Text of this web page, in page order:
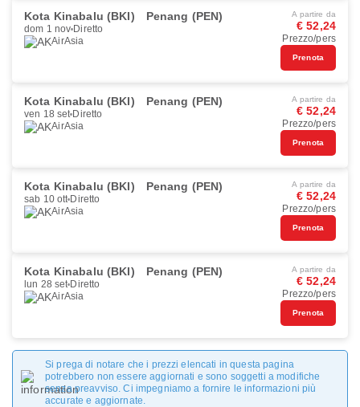
Kota Kinabalu (BKI) Penang (PEN)
dom 1 nov Diretto
AirAsia
A partire da
€ 52,24
Prezzo/pers
Prenota
Kota Kinabalu (BKI) Penang (PEN)
ven 18 set Diretto
AirAsia
A partire da
€ 52,24
Prezzo/pers
Prenota
Kota Kinabalu (BKI) Penang (PEN)
sab 10 ott Diretto
AirAsia
A partire da
€ 52,24
Prezzo/pers
Prenota
Kota Kinabalu (BKI) Penang (PEN)
lun 28 set Diretto
AirAsia
A partire da
€ 52,24
Prezzo/pers
Prenota
Si prega di notare che i prezzi elencati in questa pagina
potrebbero non essere aggiornati e sono soggetti a modifiche
senza preavviso. Ci impegniamo a fornire le informazioni più
accurate e aggiornate.